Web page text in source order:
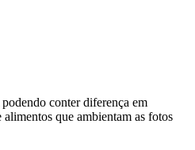
conter diferença em
que ambientam as fotos